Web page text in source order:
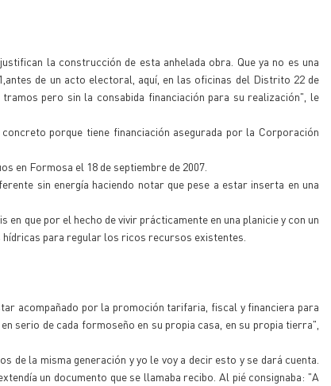
la construcción de esta anhelada obra. Que ya no es una
de un acto electoral, aquí, en las oficinas del Distrito 22 de
pero sin la consabida financiación para su realización", le
porque tiene financiación asegurada por la Corporación
en Formosa el 18 de septiembre de 2007.
sin energía haciendo notar que pese a estar inserta en una
que por el hecho de vivir prácticamente en una planicie y con un
para regular los ricos recursos existentes.
acompañado por la promoción tarifaria, fiscal y financiera para
serio de cada formoseño en su propia casa, en su propia tierra",
la misma generación y yo le voy a decir esto y se dará cuenta.
un documento que se llamaba recibo. Al pié consignaba: "A